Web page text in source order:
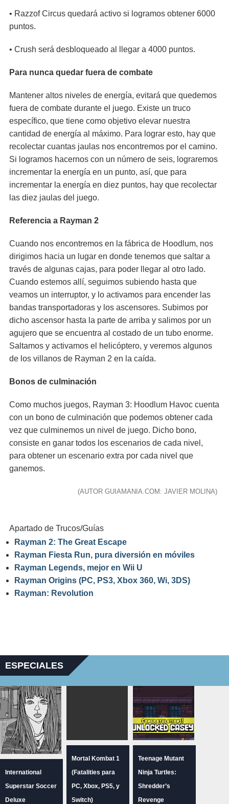
• Razzof Circus quedará activo si logramos obtener 6000
puntos.
• Crush será desbloqueado al llegar a 4000 puntos.
Para nunca quedar fuera de combate
Mantener altos niveles de energía, evitará que quedemos
fuera de combate durante el juego. Existe un truco
específico, que tiene como objetivo elevar nuestra
cantidad de energía al máximo. Para lograr esto, hay que
recolectar cuantas jaulas nos encontremos por el camino.
Si logramos hacernos con un número de seis, lograremos
incrementar la energía en un punto, así, que para
incrementar la energía en diez puntos, hay que recolectar
las diez jaulas del juego.
Referencia a Rayman 2
Cuando nos encontremos en la fábrica de Hoodlum, nos
dirigimos hacia un lugar en donde tenemos que saltar a
través de algunas cajas, para poder llegar al otro lado.
Cuando estemos allí, seguimos subiendo hasta que
veamos un interruptor, y lo activamos para encender las
bandas transportadoras y los ascensores. Subimos por
dicho ascensor hasta la parte de arriba y salimos por un
agujero que se encuentra al costado de un tubo enorme.
Saltamos y activamos el helicóptero, y veremos algunos
de los villanos de Rayman 2 en la caída.
Bonos de culminación
Como muchos juegos, Rayman 3: Hoodlum Havoc cuenta
con un bono de culminación que podemos obtener cada
vez que culminemos un nivel de juego. Dicho bono,
consiste en ganar todos los escenarios de cada nivel,
para obtener un escenario extra por cada nivel que
ganemos.
(AUTOR GUIAMANIA.COM: JAVIER MOLINA)
Apartado de Trucos/Guías
Rayman 2: The Great Escape
Rayman Fiesta Run, pura diversión en móviles
Rayman Legends, mejor en Wii U
Rayman Origins (PC, PS3, Xbox 360, Wi, 3DS)
Rayman: Revolution
ESPECIALES
International
Superstar Soccer
Deluxe
Mortal Kombat 1
(Fatalities para
PC, Xbox, PS5, y
Switch)
Teenage Mutant
Ninja Turtles:
Shredder’s
Revenge